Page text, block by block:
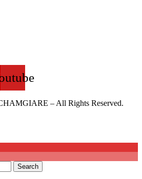
– All Rights Reserved.
Search